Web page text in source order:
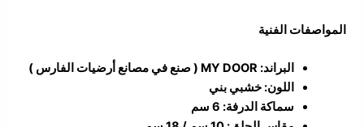
المواصفات الفنية
البراند: MY DOOR ( صنع في مصانع أرضيات الفارس )
اللون: خشبي بني
سماكة الدرفة: 6 سم